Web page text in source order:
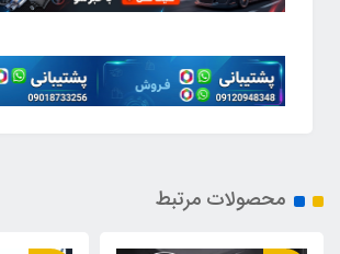
محصولات مرتبط